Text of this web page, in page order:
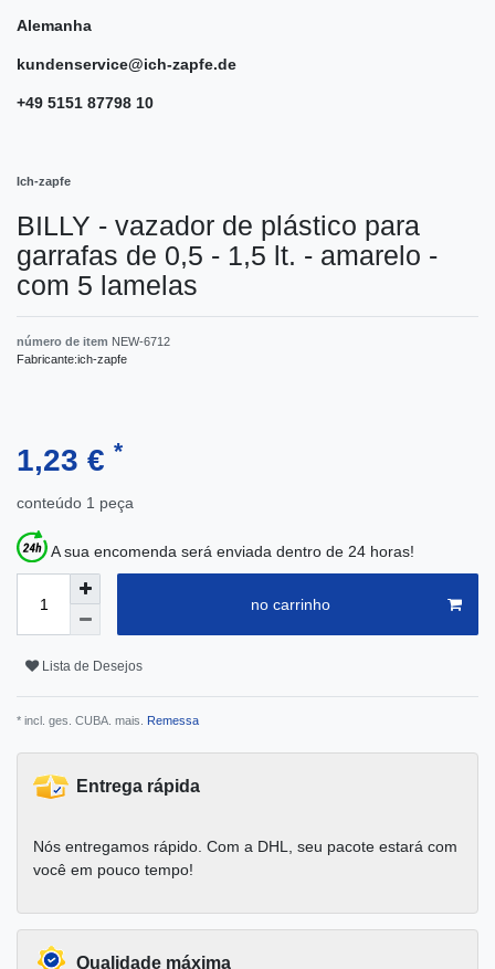
Alemanha
kundenservice@ich-zapfe.de
+49 5151 87798 10
Ich-zapfe
BILLY - vazador de plástico para
garrafas de 0,5 - 1,5 lt. - amarelo -
com 5 lamelas
número de item NEW-6712
Fabricante:ich-zapfe
1,23 € *
conteúdo 1 peça
A sua encomenda será enviada dentro de 24 horas!
no carrinho
Lista de Desejos
* incl. ges. CUBA. mais. Remessa
Entrega rápida
Nós entregamos rápido. Com a DHL, seu pacote estará com
você em pouco tempo!
Qualidade máxima